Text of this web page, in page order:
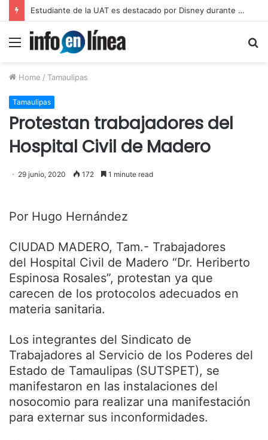
Estudiante de la UAT es destacado por Disney durante programa internacional
Menu
Home / Tamaulipas
Tamaulipas
Protestan trabajadores del
Hospital Civil de Madero
29 junio, 2020 172 1 minute read
Por Hugo Hernández
CIUDAD MADERO, Tam.- Trabajadores
del Hospital Civil de Madero “Dr. Heriberto
Espinosa Rosales”, protestan ya que
carecen de los protocolos adecuados en
materia sanitaria.
Los integrantes del Sindicato de
Trabajadores al Servicio de los Poderes del
Estado de Tamaulipas (SUTSPET), se
manifestaron en las instalaciones del
nosocomio para realizar una manifestación
para externar sus inconformidades.